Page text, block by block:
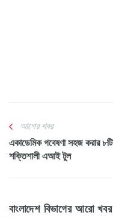
আগের খবর
একাডেমিক গবেষণা সহজ করার ৮টি
শক্তিশালী এআই টুল
বাংলাদেশ বিভাগের আরো খবর